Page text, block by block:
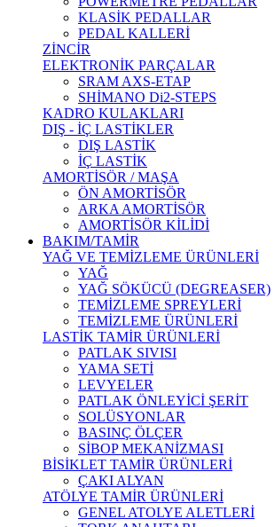
KLASİK PEDALLAR
PEDAL KALLERİ
ZİNCİR
ELEKTRONİK PARÇALAR
SRAM AXS-ETAP
SHİMANO Di2-STEPS
KADRO KULAKLARI
DIŞ - İÇ LASTİKLER
DIŞ LASTİK
İÇ LASTİK
AMORTİSÖR / MAŞA
ÖN AMORTİSÖR
ARKA AMORTİSÖR
AMORTİSÖR KİLİDİ
BAKIM/TAMİR
YAĞ VE TEMİZLEME ÜRÜNLERİ
YAĞ
YAĞ SÖKÜCÜ (DEGREASER)
TEMİZLEME SPREYLERİ
TEMİZLEME ÜRÜNLERİ
LASTİK TAMİR ÜRÜNLERİ
PATLAK SIVISI
YAMA SETİ
LEVYELER
PATLAK ÖNLEYİCİ ŞERİT
SOLÜSYONLAR
BASINÇ ÖLÇER
SİBOP MEKANİZMASI
BİSİKLET TAMİR ÜRÜNLERİ
ÇAKI ALYAN
ATÖLYE TAMİR ÜRÜNLERİ
GENEL ATOLYE ALETLERİ